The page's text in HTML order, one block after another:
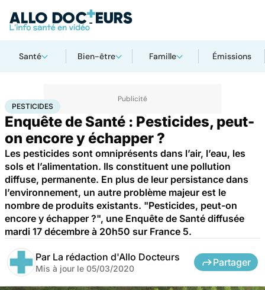
Santé Bien-être Famille Émissions
AccueilSanté Pesticides
PESTICIDES
Enquête de Santé : Pesticides, peut-
on encore y échapper ?
Les pesticides sont omniprésents dans l’air, l’eau, les
sols et l’alimentation. Ils constituent une pollution
diffuse, permanente. En plus de leur persistance dans
l’environnement, un autre problème majeur est le
nombre de produits existants. "Pesticides, peut-on
encore y échapper ?", une Enquête de Santé diffusée
mardi 17 décembre à 20h50 sur France 5.
Par La rédaction d'Allo Docteurs
Mis à jour le 05/03/2020
Partager